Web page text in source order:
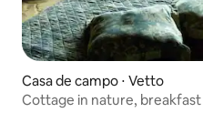
Casa de campo ⋅ Vetto
Cottage in nature,